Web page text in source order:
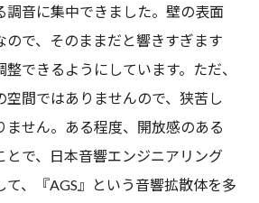
調音に集中できました。壁の表面
ので、そのままだと響きすぎます
できるようにしています。ただ、
空間ではありませんので、狭苦し
ません。ある程度、開放感のある
とで、日本音響エンジニアリング
て、『AGS』という音響拡散体を多